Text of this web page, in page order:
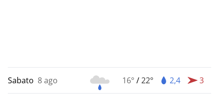
Sabato 8 ago 16° /22° 2,4 3